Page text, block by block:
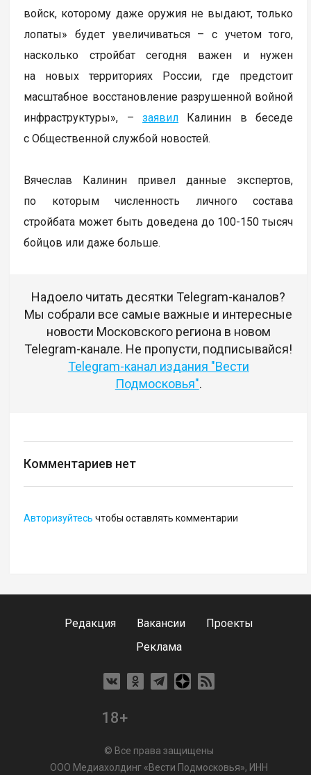
войск, которому даже оружия не выдают, только
лопаты» будет увеличиваться – с учетом того,
насколько стройбат сегодня важен и нужен
на новых территориях России, где предстоит
масштабное восстановление разрушенной войной
инфраструктуры», –заявил Калинин в беседе
с Общественной службой новостей.
Вячеслав Калинин привел данные экспертов,
по которым численность личного состава
стройбата может быть доведена до 100-150 тысяч
бойцов или даже больше.
Надоело читать десятки Telegram-каналов?
Мы собрали все самые важные и интересные
новости Московского региона в новом
Telegram-канале. Не пропусти, подписывайся!
Telegram-канал издания "Вести
Подмосковья".
Комментариев нет
Авторизуйтесь чтобы оставлять комментарии
Редакция Вакансии
Проекты
Реклама
18+
© Все права защищены
ООО Медиахолдинг «Вести Подмосковья», ИНН